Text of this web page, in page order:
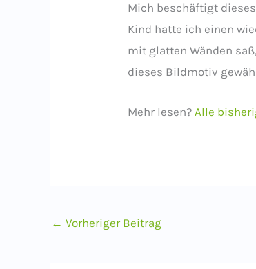
Mich beschäftigt
Kind hatte ich einen
mit glatten Wänden
dieses Bildmotiv
Mehr lesen?Alle
← Vorheriger Beitrag